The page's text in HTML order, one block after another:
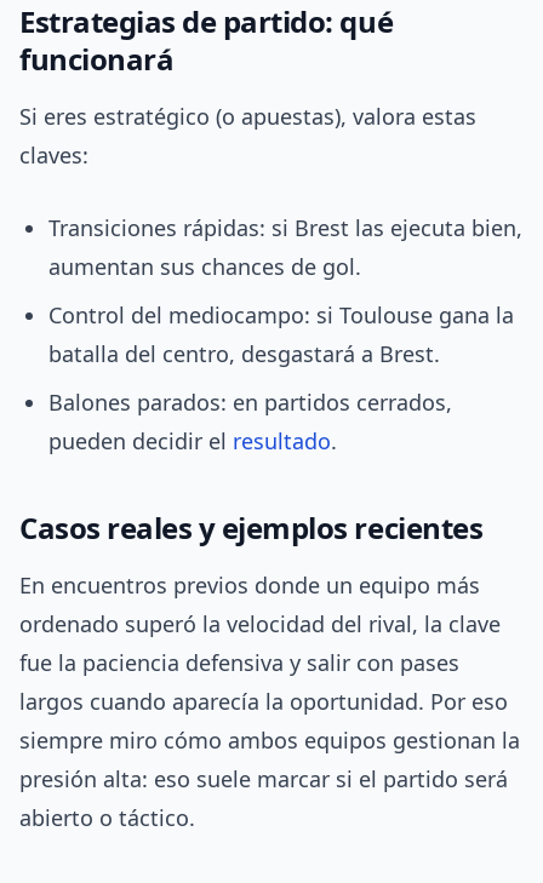
Estrategias de partido: qué
funcionará
Si eres estratégico (o apuestas), valora estas
claves:
Transiciones rápidas: si Brest las ejecuta bien,
aumentan sus chances de gol.
Control del mediocampo: si Toulouse gana la
batalla del centro, desgastará a Brest.
Balones parados: en partidos cerrados,
pueden decidir el resultado.
Casos reales y ejemplos recientes
En encuentros previos donde un equipo más
ordenado superó la velocidad del rival, la clave
fue la paciencia defensiva y salir con pases
largos cuando aparecía la oportunidad. Por eso
siempre miro cómo ambos equipos gestionan la
presión alta: eso suele marcar si el partido será
abierto o táctico.